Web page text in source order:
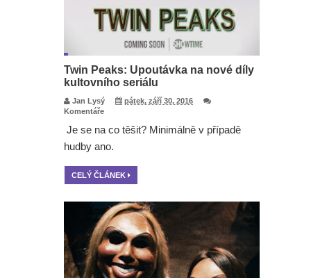
Twin Peaks: Upoutávka na nové díly
kultovního seriálu
Jan Lysý
pátek, září 30, 2016
Komentáře
Je se na co těšit? Minimálně v případě
hudby ano.
CELÝ ČLÁNEK